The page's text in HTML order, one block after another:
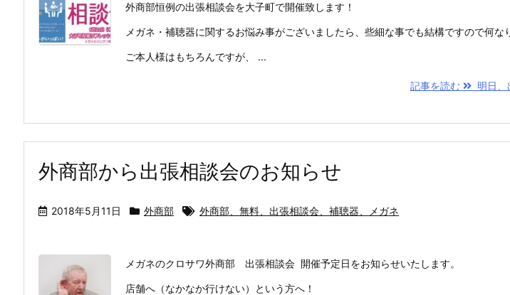
外商部恒例の出張相談会を大子町で開催致します！
メガネ・補聴器に関するお悩み事がございましたら、些細な事でも結構ですので何な
ご本人様はもちろんですが、 ...
記事を読む 明日
外商部から出張相談会のお知らせ
2018年5月11日 外商部 外商部、無料、出張相談会、補聴器、メガネ
メガネのクロサワ外商部 出張相談会 開催予定日をお知らせいたします。
店舗へ（なかなか行けない）という方へ！